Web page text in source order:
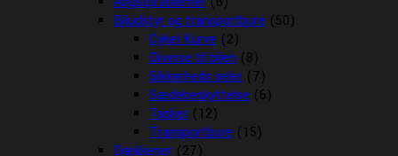
Biludstyr og transportbure (50)
Cykel Kurve (2)
Diverse til bilen (8)
Sikkerheds seler (7)
Sædebeskyttelse (6)
Tasker (12)
Transportbure (15)
Dækkener (27)